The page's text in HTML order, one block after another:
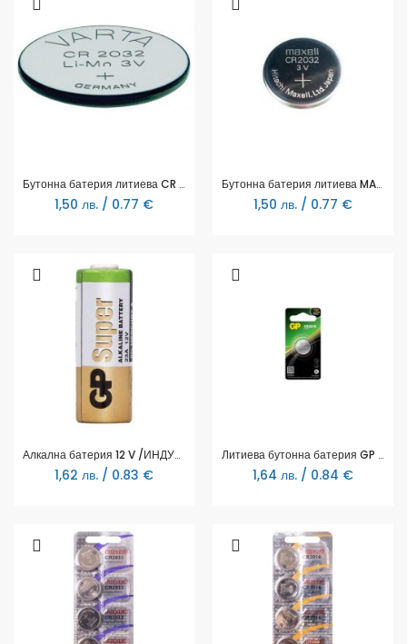
Бутонна батерия литиева CR 2032 1pc bulk 3V VARTA
1,50 лв. / 0.77 €
Бутонна батерия литиева MAXELL CR2032 3V, BULK. (25 бр. в тарелка)
1,50 лв. / 0.77 €
Алкална батерия 12 V /ИНДУСТРИАЛНИ 1 бр. BULK/ А23 GP
1,62 лв. / 0.83 €
Литиева бутонна батерия GP CR2016 3V 1бр. /1pk/ GP
1,64 лв. / 0.84 €